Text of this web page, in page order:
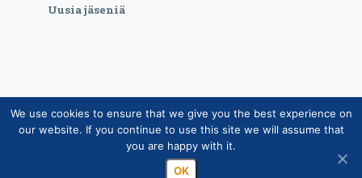
Uusia jäseniä
Copyright © Suomen Rotarypalvelu ry 2026 |
Jäsentietojärjestelmän tietosuojaseloste|Henkilötietojen
käsittely Rotarytoiminnassa
We use cookies to ensure that we give you the best experience on
our website. If you continue to use this site we will assume that
you are happy with it.
OK